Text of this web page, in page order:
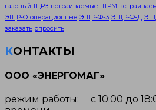
газовый ЩРЗ встраиваемые ЩРМ
ЭЩР-О операционные ЭЩР-Ф-3 ЭЩР-Ф-Д
заказать спросить
КОНТАКТЫ
ООО «ЭНЕРГОМАГ»
режим работы: с 10:00 до